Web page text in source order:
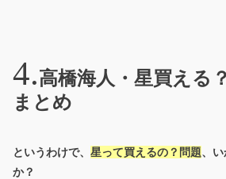
高橋海人・星買える
まとめ
というわけで、 星って買えるの？問題、
か？